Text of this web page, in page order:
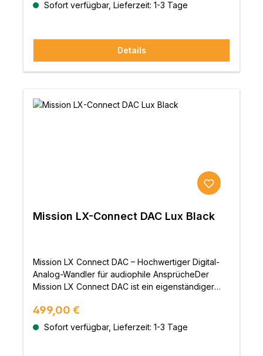
der gleichzietig auch als Kopfhörerverstärker/DAC
agiert, beinhaltet eine Hochleistungs-DAC-Stufe,
die auf dem ES9018K2M DAC-Chip aus der
Sabre32 Reference Familie basiert. Die Bedienung
Oberfläche am LCD-Display oder klassisch per
Sofort verfügbar, Lieferzeit: 1-3 Tage
Details
Mission LX-Connect DAC Lux Black
Mission LX Connect DAC – Hochwertiger Digital-
Analog-Wandler für audiophile AnsprücheDer
Mission LX Connect DAC ist ein eigenständiger
Kopfhörerverstärker, der aus dem preisgekrönten
kabellosen Lautsprechersystem Mission LX
Regulärer Preis:
499,00 €
Sofort verfügbar, Lieferzeit: 1-3 Tage